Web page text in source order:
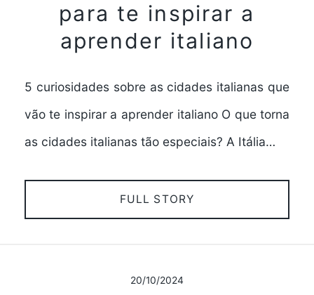
para te inspirar a
aprender italiano
5 curiosidades sobre as cidades italianas que
vão te inspirar a aprender italiano O que torna
as cidades italianas tão especiais? A Itália…
FULL STORY
20/10/2024